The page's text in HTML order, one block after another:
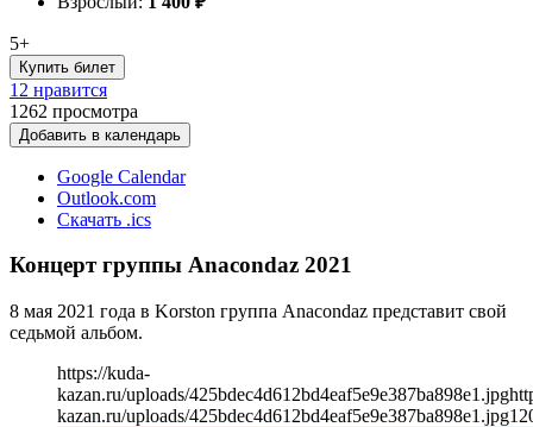
5+
Купить билет
12 нравится
1262 просмотра
Добавить в календарь
Google Calendar
Outlook.com
Скачать .ics
Концерт группы Anacondaz 2021
8 мая 2021 года в Korston группа Anacondaz представит свой
седьмой альбом.
https://kuda-
kazan.ru/uploads/425bdec4d612bd4eaf5e9e387ba898e1.jpg
kazan.ru/uploads/425bdec4d612bd4eaf5e9e387ba898e1.jpg